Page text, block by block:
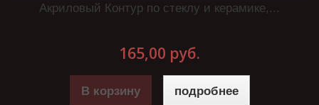
Акриловый Контур по стеклу и керамике,...
165,00 руб.
В корзину подробнее